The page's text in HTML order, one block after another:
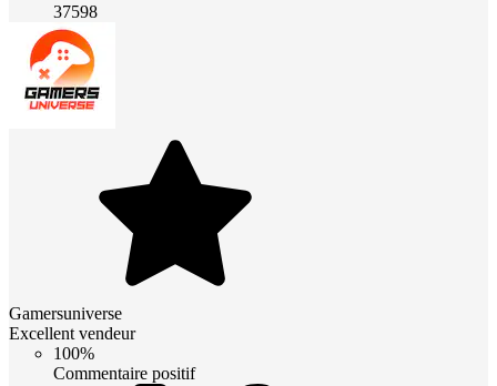
37598
Gamersuniverse
Excellent vendeur
100%
Commentaire positif